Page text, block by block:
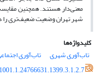
معنی‌دار هستند. همچنین
شهر تهران وضعیت ضعیف‌تری
کلیدواژه‌ها
تاب‌آوری شهری
تاب‌آوری